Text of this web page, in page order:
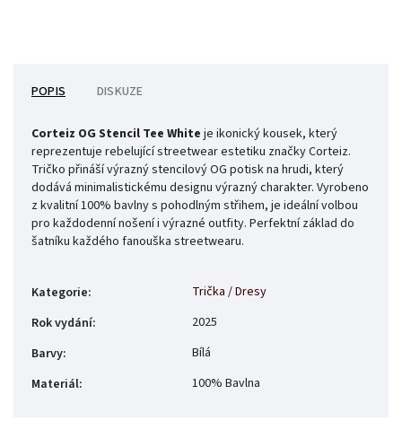
POPIS DISKUZE
Corteiz OG Stencil Tee White je ikonický kousek, který
reprezentuje rebelující streetwear estetiku značky Corteiz.
Tričko přináší výrazný stencilový OG potisk na hrudi, který
dodává minimalistickému designu výrazný charakter. Vyrobeno
z kvalitní 100% bavlny s pohodlným střihem, je ideální volbou
pro každodenní nošení i výrazné outfity. Perfektní základ do
šatníku každého fanouška streetwearu.
Kategorie:
Trička / Dresy
Rok vydání:
2025
Barvy:
Bílá
Materiál: 100% Bavlna